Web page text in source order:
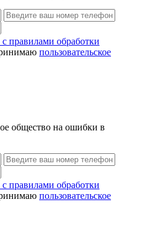
с правилами обработки
пользовательское
общество на ошибки в
с правилами обработки
пользовательское